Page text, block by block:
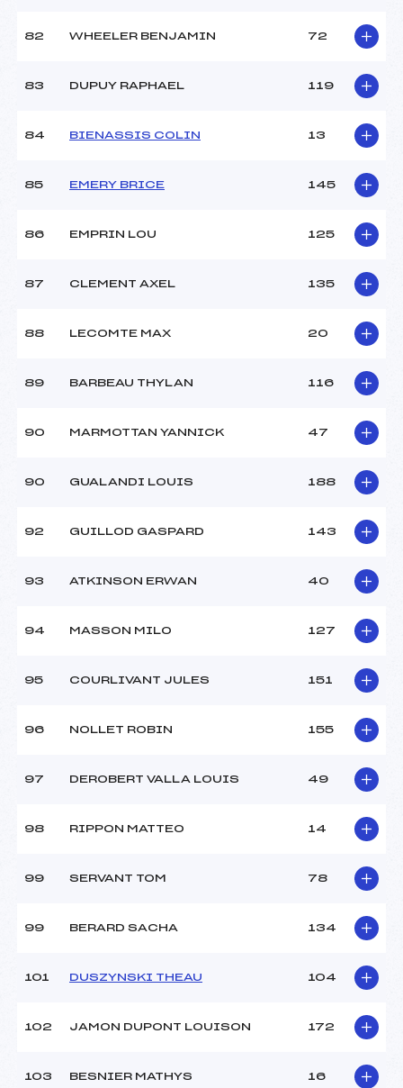
82 WHEELER BENJAMIN 72
83 DUPUY RAPHAEL 119
84 BIENASSIS COLIN 13
85 EMERY BRICE 145
86 EMPRIN LOU 125
87 CLEMENT AXEL 135
88 LECOMTE MAX 20
89 BARBEAU THYLAN 116
90 MARMOTTAN YANNICK 47
90 GUALANDI LOUIS 188
92 GUILLOD GASPARD 143
93 ATKINSON ERWAN 40
94 MASSON MILO 127
95 COURLIVANT JULES 151
96 NOLLET ROBIN 155
97 DEROBERT VALLA LOUIS 49
98 RIPPON MATTEO 14
99 SERVANT TOM 78
99 BERARD SACHA 134
101 DUSZYNSKI THEAU 104
102 JAMON DUPONT LOUISON 172
103 BESNIER MATHYS 16